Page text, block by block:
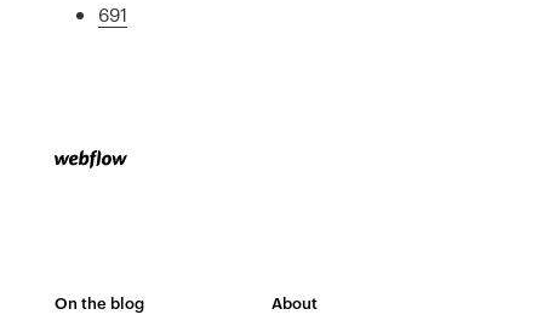
691
On the blog About